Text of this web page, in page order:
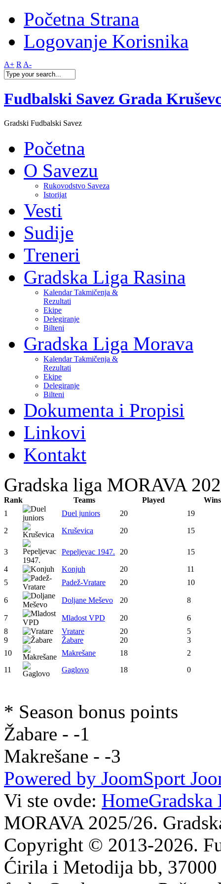
Početna Strana
Logovanje Korisnika
A+ R A-
Fudbalski Savez Grada
Gradski Fudbalski Savez
Početna
O Savezu
Rukovodstvo Saveza
Istorijat
Vesti
Sudije
Treneri
Gradska Liga Rasina
Kalendar Takmičenja &
Rezultati
Ekipe
Delegiranje
Bilteni
Gradska Liga Morava
Kalendar Takmičenja &
Rezultati
Ekipe
Delegiranje
Bilteni
Dokumenta i Propisi
Linkovi
Kontakt
Gradska liga MORAVA
Rank Teams Played
Wins
1
Duel juniors 20 19
2 Kruševica 20 15
3 Pepeljevac 1947. 20 15
4 Konjuh 20
11
5
Padež-Vratare 20 10
6 Doljane Meševo 20 8
7 Mladost VPD 20
6
8
Vratare 20
5
9
Žabare 20
3
10
Makrešane 18
2
11
Gaglovo 18 0
* Season bonus points
Žabare - -1
Makrešane - -3
Powered by JoomSport
Vi ste ovde: Home
MORAVA 2025/26.
Copyright © 2013-2026.
Ćirila i Metodija bb,